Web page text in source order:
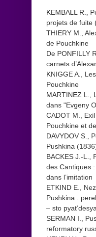
KEMBALL R.,
projets de fuite
THIERY M.,
de Pouchkine
De PONFILLY
carnets
KNIGGE A.,
Pouchkine
MARTINEZ L.,
dans "Evgeny
CADOT M.,
Pouchkine et
DAVYDOV S.,
Pushkina
BACKES J.-L.,
des Cantiques
dans l’imitation
ETKIND E.,
Pushkina :
– sto
SERMAN I.,
reformatory